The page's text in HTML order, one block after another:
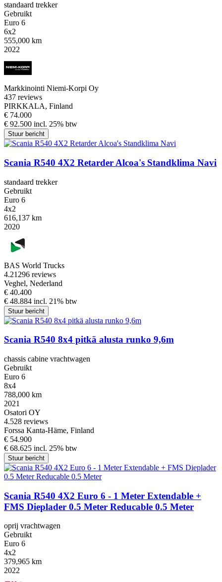
standaard trekker
Gebruikt
Euro 6
6x2
555,000 km
2022
Markkinointi Niemi-Korpi Oy
437 reviews
PIRKKALA, Finland
€ 74.000
€ 92.500 incl. 25% btw
Stuur bericht
Scania R540 4X2 Retarder Alcoa's Standklima Navi
standaard trekker
Gebruikt
Euro 6
4x2
616,137 km
2020
BAS World Trucks
4.21296 reviews
Veghel, Nederland
€ 40.400
€ 48.884 incl. 21% btw
Stuur bericht
Scania R540 8x4 pitkä alusta runko 9,6m
chassis cabine vrachtwagen
Gebruikt
Euro 6
8x4
788,000 km
2021
Osatori OY
4.528 reviews
Forssa Kanta-Häme, Finland
€ 54.900
€ 68.625 incl. 25% btw
Stuur bericht
Scania R540 4X2 Euro 6 - 1 Meter Extendable +
FMS Dieplader 0.5 Meter Reducable 0.5 Meter
oprij vrachtwagen
Gebruikt
Euro 6
4x2
379,965 km
2022